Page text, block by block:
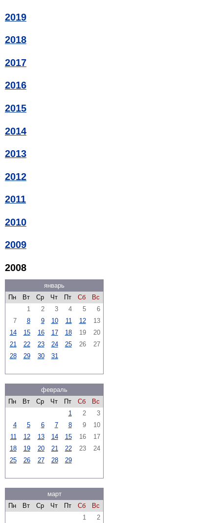
2019
2018
2017
2016
2015
2014
2013
2012
2011
2010
2009
2008
январь
Пн
Вт Ср Чт Пт Сб
Вс
1
2 3 4 5
6
7
8 9 10 11 12
13
14
15 16 17 18 19
20
21
22 23 24 25 26
27
28
29 30 31
февраль
Пн
Вт Ср Чт Пт Сб
Вс
1
2
3
4
5 6 7 8 9
10
11
12 13 14 15 16
17
18
19 20 21 22 23
24
25
26 27 28 29
март
Пн
Вт Ср Чт Пт Сб
Вс
1
2